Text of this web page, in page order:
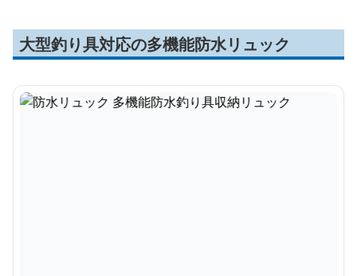
大型釣り具対応の多機能防水リュック